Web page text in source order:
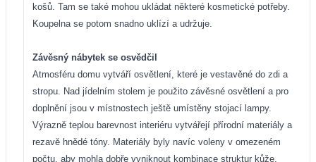
košů. Tam se také mohou ukládat některé kosmetické potřeby.
Koupelna se potom snadno uklízí a udržuje.
Závěsný nábytek se osvědčil
Atmosféru domu vytváří osvětlení, které je vestavěné do zdi a
stropu. Nad jídelním stolem je použito závěsné osvětlení a pro
doplnění jsou v místnostech ještě umístěny stojací lampy.
Výrazně teplou barevnost interiéru vytvářejí přírodní materiály a
rezavě hnědé tóny. Materiály byly navíc voleny v omezeném
počtu, aby mohla dobře vyniknout kombinace struktur kůže,